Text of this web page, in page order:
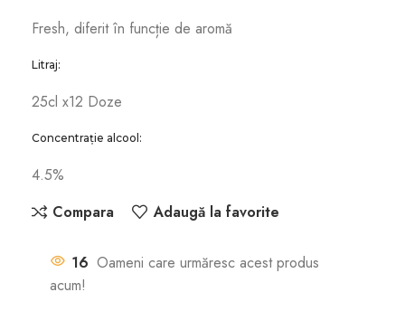
Fresh, diferit în funcție de aromă
Litraj:
25cl x12 Doze
Concentrație alcool:
4.5%
Compara
Adaugă la favorite
16 Oameni care urmăresc acest produs
acum!